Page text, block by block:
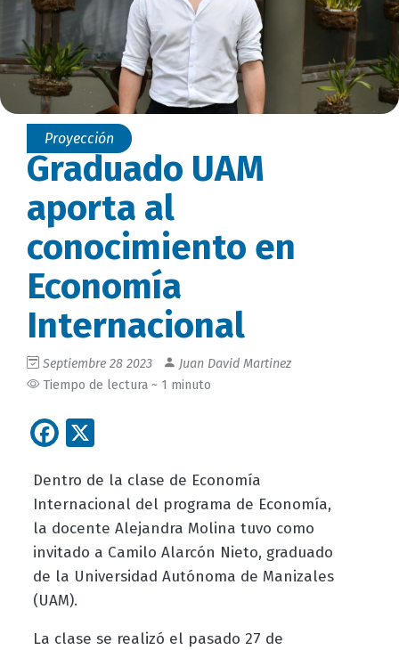
Proyección
Graduado UAM
aporta al
conocimiento en
Economía
Internacional
Septiembre 28 2023
Juan David Martinez
Tiempo de lectura ~ 1 minuto
Facebook
Dentro de la clase de Economía
Internacional del programa de Economía,
la docente Alejandra Molina tuvo como
invitado a Camilo Alarcón Nieto, graduado
de la Universidad Autónoma de Manizales
(UAM).
La clase se realizó el pasado 27 de